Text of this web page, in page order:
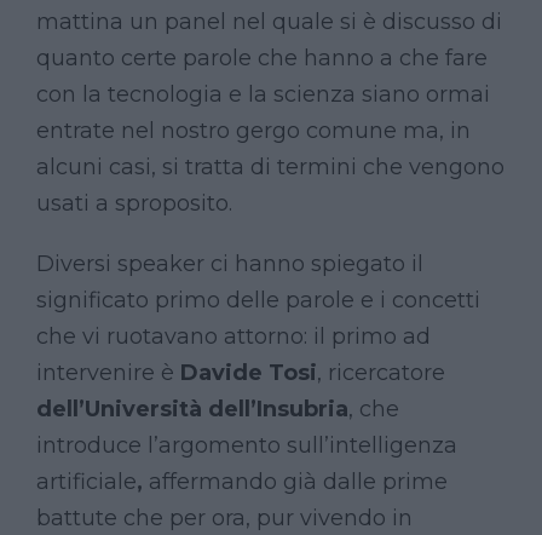
mattina un panel nel quale si è discusso di
quanto certe parole che hanno a che fare
con la tecnologia e la scienza siano ormai
entrate nel nostro gergo comune ma, in
alcuni casi, si tratta di termini che vengono
usati a sproposito.
Diversi speaker ci hanno spiegato il
significato primo delle parole e i concetti
che vi ruotavano attorno: il primo ad
intervenire è Davide Tosi, ricercatore
dell’Università dell’Insubria, che
introduce l’argomento sull’intelligenza
artificiale, affermando già dalle prime
battute che per ora, pur vivendo in